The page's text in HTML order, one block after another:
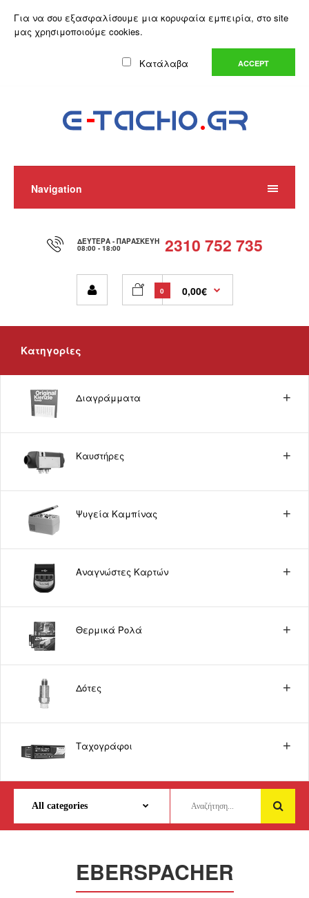
Για να σου εξασφαλίσουμε μια κορυφαία εμπειρία, στο site
μας χρησιμοποιούμε cookies.
Κατάλαβα ACCEPT
Ο Λογαριασμός μου Λίστα Επιθυμιών (0)
Καλάθι Αγορών
Navigation
ΔΕΥΤΈΡΑ - ΠΑΡΑΣΚΕΥΉ
08:00 - 18:00 2310 752 735
0 0,00€
Κατηγορίες
Διαγράμματα
Καυστήρες
Ψυγεία Καμπίνας
Αναγνώστες Καρτών
Θερμικά Ρολά
Δότες
Ταχογράφοι
EBERSPACHER